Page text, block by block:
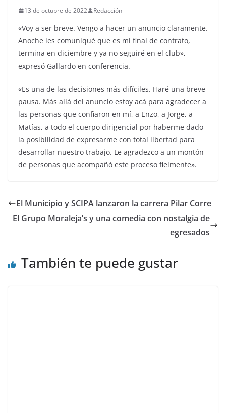
13 de octubre de 2022 Redacción
«Voy a ser breve. Vengo a hacer un anuncio claramente.
Anoche les comuniqué que es mi final de contrato,
termina en diciembre y ya no seguiré en el club»,
expresó Gallardo en conferencia.
«Es una de las decisiones más difíciles. Haré una breve
pausa. Más allá del anuncio estoy acá para agradecer a
las personas que confiaron en mí, a Enzo, a Jorge, a
Matías, a todo el cuerpo dirigencial por haberme dado
la posibilidad de expresarme con total libertad para
desarrollar nuestro trabajo. Le agradezco a un montón
de personas que acompañó este proceso fielmente».
El Municipio y SCIPA lanzaron la carrera Pilar Corre
El Grupo Moraleja’s y una comedia con nostalgia de
egresados
También te puede gustar